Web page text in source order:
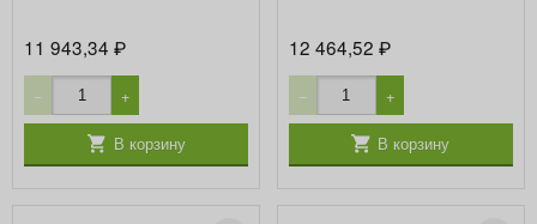
11 943,34₽
− +
В корзину
12 464,52 ₽
− +
В корзину